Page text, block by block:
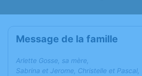
Message de la famille
Arlette Gosse, sa mère,
Sabrina et Jerome, Christelle et Pascal,